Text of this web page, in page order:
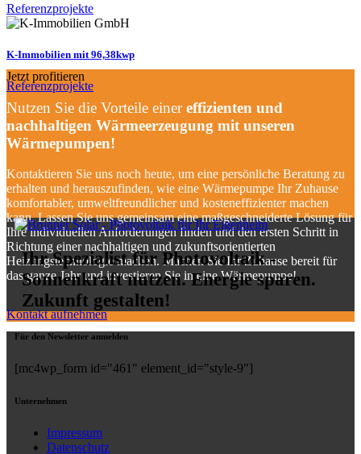
Referenzprojekte
K-Immobilien mit 96,38kwp
Referenzprojekte
Jetzt profitieren
Nutzen Sie die Vorteile einereffizienten und
nachhaltigen Wärmeerzeugung mit unseren
Wärmepumpen!
Kontaktieren Sie uns noch heute, um eine persönliche Beratung zu
erhalten und herauszufinden, wie eine Wärmepumpe Ihr Zuhause
komfortabler, umweltfreundlicher und kosteneffizienter machen
kann. Lassen Sie uns gemeinsam eine maßgeschneiderte Lösung für
Ihre individuellen Anforderungen finden und den ersten Schritt in
Richtung einer nachhaltigen und zukunftsorientierten
Heizungstechnologie machen. Machen Sie Ihr Zuhause bereit für
das ganze Jahr und investieren Sie in eine Wärmepumpe!
Kontakt aufnehmen
Ihr Spezialist für Photovoltaik -
Sonnenkraft nutzen. Energie sparen.
Zukunft gestalten!
Für den Newsletter anmelden
[mc4wp_form id="461" element_id="style-9"]
Unternehmen
Impressum
Datenschutz